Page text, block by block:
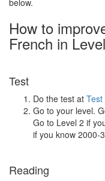
below.
How to
French in
Test
Do the test at
Go to your level.
Go to Level 2 if
if you know 2000-
Reading